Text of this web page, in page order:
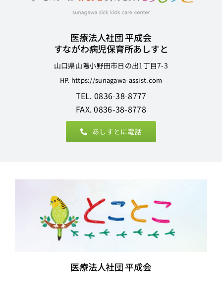
医療法人社団 平成会
すながわ病児保育所あしすと
山口県山陽小野田市日の出1丁目7-3
HP. https://sunagawa-assist.com
TEL. 0836-38-8777
FAX. 0836-38-8778
あしすとに電話
医療法人社団 平成会